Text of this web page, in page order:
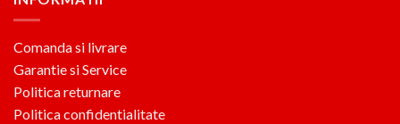
Comanda si livrare
Garantie si Service
Politica returnare
Politica confidentialitate